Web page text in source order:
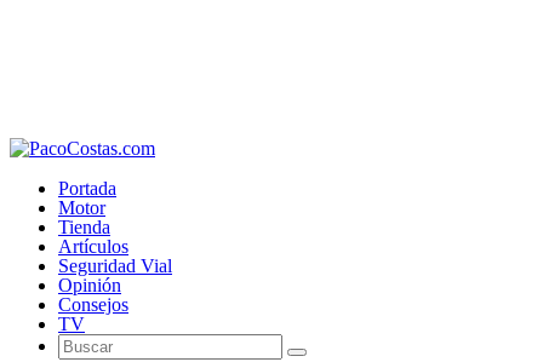
Portada
Motor
Tienda
Artículos
Seguridad Vial
Opinión
Consejos
TV